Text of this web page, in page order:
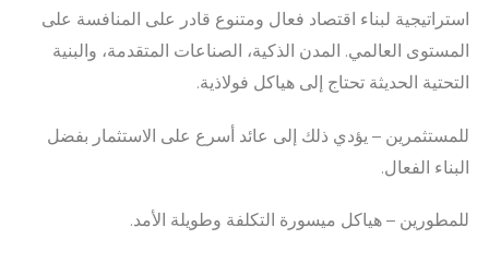
استراتيجية لبناء اقتصاد فعال ومتنوع قادر على المنافسة على
المستوى العالمي. المدن الذكية، الصناعات المتقدمة، والبنية
التحتية الحديثة تحتاج إلى هياكل فولاذية.
للمستثمرين – يؤدي ذلك إلى عائد أسرع على الاستثمار بفضل
البناء الفعال.
للمطورين – هياكل ميسورة التكلفة وطويلة الأمد.